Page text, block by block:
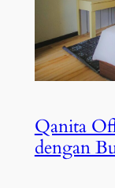
Qanita
dengan